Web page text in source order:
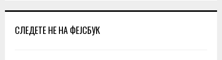
СЛЕДЕТЕ НЕ НА ФЕЈСБУК